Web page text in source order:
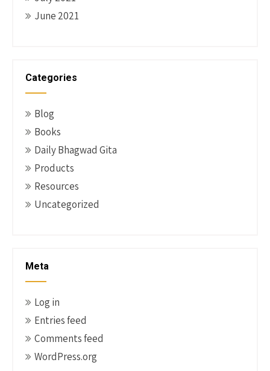
June 2021
Categories
Blog
Books
Daily Bhagwad Gita
Products
Resources
Uncategorized
Meta
Log in
Entries feed
Comments feed
WordPress.org